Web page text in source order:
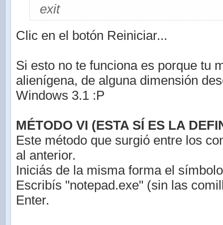
exit
Clic en el botón Reiniciar...
Si esto no te funciona es porque tu
alienígena, de alguna dimensión
Windows 3.1 :P
MÉTODO VI (ESTA SÍ ES LA
Este método que surgió entre los
al anterior.
Iniciás de la misma forma el
Escribís "notepad.exe" (sin las
Enter.